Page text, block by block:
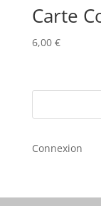
Carte
6,00 €
Connexion